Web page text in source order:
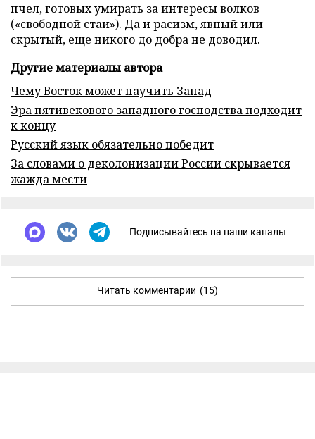
пчел, готовых умирать за интересы волков
(«свободной стаи»). Да и расизм, явный или
скрытый, еще никого до добра не доводил.
Другие материалы автора
Чему Восток может научить Запад
Эра пятивекового западного господства подходит
к концу
Русский язык обязательно победит
За словами о деколонизации России скрывается
жажда мести
Подписывайтесь на наши каналы
Читать комментарии (15)